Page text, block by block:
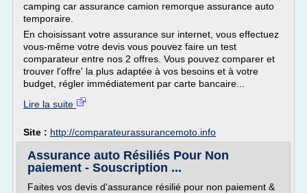
camping car assurance camion remorque assurance auto
temporaire.
En choisissant votre assurance sur internet, vous effectuez
vous-même votre devis vous pouvez faire un test
comparateur entre nos 2 offres. Vous pouvez comparer et
trouver l'offre' la plus adaptée à vos besoins et à votre
budget, régler immédiatement par carte bancaire...
Lire la suite
Site : http://comparateurassurancemoto.info
Assurance auto Résiliés Pour Non
paiement - Souscription ...
Faites vos devis d'assurance résilié pour non paiement &